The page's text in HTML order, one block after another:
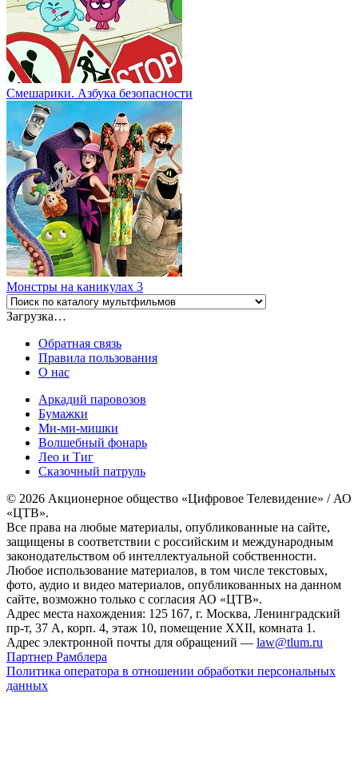
Смешарики. Азбука безопасности
Монстры на каникулах 3
Загрузка…
Обратная связь
Правила пользования
О нас
Аркадий паровозов
Бумажки
Ми-ми-мишки
Волшебный фонарь
Лео и Тиг
Сказочный патруль
© 2026 Акционерное общество «Цифровое Телевидение» / АО
«ЦТВ».
Все права на любые материалы, опубликованные на сайте,
защищены в соответствии с российским и международным
законодательством об интеллектуальной собственности.
Любое использование материалов, в том числе текстовых,
фото, аудио и видео материалов, опубликованных на данном
сайте, возможно только с согласия АО «ЦТВ».
Адрес места нахождения: 125 167, г. Москва, Ленинградский
пр-т, 37 А, корп. 4, этаж 10, помещение XXII, комната 1.
Адрес электронной почты для обращений — law@tlum.ru
Партнер Рамблера
Политика оператора в отношении обработки персональных
данных